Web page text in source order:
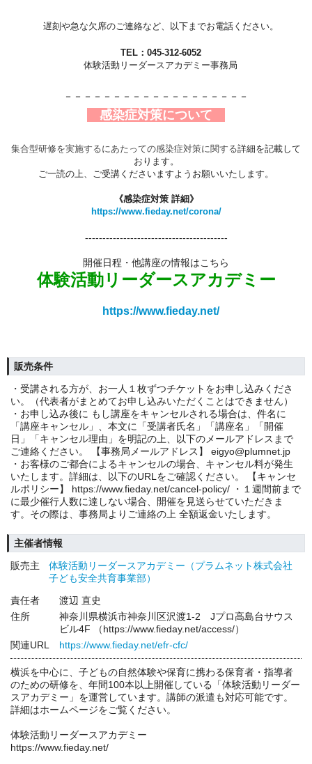
遅刻や急な欠席のご連絡など、以下までお電話ください。
TEL：045-312-6052
体験活動リーダースアカデミー事務局
－－－－－－－－－－－－－－－－－－－
感染症対策について
集合型研修を実施するにあたっての感染症対策に関する詳細を記載して
おります。
ご一読の上、ご受講くださいますようお願いいたします。
《感染症対策 詳細》
https://www.fieday.net/corona/
-----------------------------------------
開催日程・他講座の情報はこちら
体験活動リーダースアカデミー
https://www.fieday.net/
販売条件
・受講される方が、お一人１枚ずつチケットをお申し込みくださ
い。（代表者がまとめてお申し込みいただくことはできません）
・お申し込み後に もし講座をキャンセルされる場合は、件名に
「講座キャンセル」、本文に「受講者氏名」「講座名」「開催
日」「キャンセル理由」を明記の上、以下のメールアドレスまで
ご連絡ください。 【事務局メールアドレス】 eigyo@plumnet.jp
・お客様のご都合によるキャンセルの場合、キャンセル料が発生
いたします。詳細は、以下のURLをご確認ください。 【キャンセ
ルポリシー】 https://www.fieday.net/cancel-policy/ ・１週間前まで
に最少催行人数に達しない場合、開催を見送らせていただきま
す。その際は、事務局よりご連絡の上 全額返金いたします。
主催者情報
販売主
体験活動リーダースアカデミー（プラムネット株式会社
子ども安全共育事業部）
責任者
渡辺 直史
住所
神奈川県横浜市神奈川区沢渡1-2 Jプロ高島台サウス
ビル4F （https://www.fieday.net/access/）
関連URL
https://www.fieday.net/efr-cfc/
横浜を中心に、子どもの自然体験や保育に携わる保育者・指導者
のための研修を、年間100本以上開催している「体験活動リーダー
スアカデミー」を運営しています。講師の派遣も対応可能です。
詳細はホームページをご覧ください。
体験活動リーダースアカデミー
https://www.fieday.net/